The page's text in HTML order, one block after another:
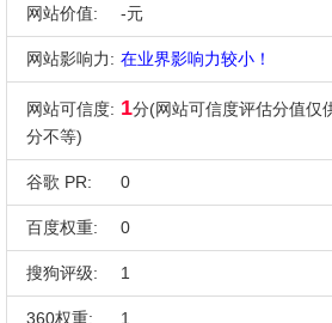
网站价值: -元
网站影响力: 在业界影响力较小！
网站可信度: 1分(网站可信度评估分值仅
分不等)
谷歌 PR: 0
百度权重: 0
搜狗评级: 1
360权重: 1